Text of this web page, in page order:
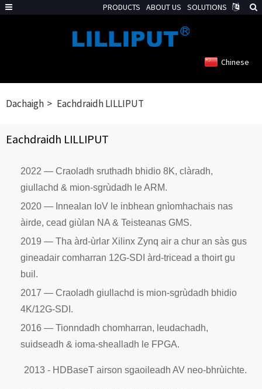
Chinese
Dachaigh Eachdraidh LILLIPUT
Eachdraidh LILLIPUT
2022 — Craoladh sruthadh bhidio 8K, clàradh,
giullachd & mion-sgrùdadh le ARM.
2020 — Innealan IoV le inbhean gnìomhachais nas
àirde, cead giùlan NA & Teisteanas GMS.
2019 — Tha àrd-ùrlar Xilinx Zynq air a chur an sàs gus
gineadair comharran 12G-SDI àrd-tricead a thoirt gu
buil.
2017 — Craoladh giullachd is mion-sgrùdadh bhidio
4K/12G-SDI.
2016 — Tionndadh chomharran, leudachadh,
suidseadh & ioma-shealladh le FPGA.
2013 - HDBaseT airson sgaoileadh AV neo-bhrùichte.
PRODUCTS ABOUT US SOLUTIONS